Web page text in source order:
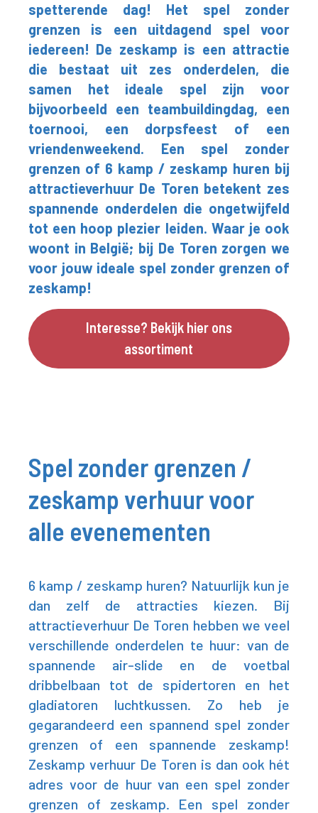
spetterende dag! Het spel zonder
grenzen is een uitdagend spel voor
iedereen! De zeskamp is een attractie
die bestaat uit zes onderdelen, die
samen het ideale spel zijn voor
bijvoorbeeld een teambuildingdag, een
toernooi, een dorpsfeest of een
vriendenweekend. Een spel zonder
grenzen of 6 kamp / zeskamp huren bij
attractieverhuur De Toren betekent zes
spannende onderdelen die ongetwijfeld
tot een hoop plezier leiden. Waar je ook
woont in België; bij De Toren zorgen we
voor jouw ideale spel zonder grenzen of
zeskamp!
Interesse? Bekijk hier ons
assortiment
Spel zonder grenzen /
zeskamp verhuur voor
alle evenementen
6 kamp / zeskamp huren? Natuurlijk kun je
dan zelf de attracties kiezen. Bij
attractieverhuur De Toren hebben we veel
verschillende onderdelen te huur: van de
spannende air-slide en de voetbal
dribbelbaan tot de spidertoren en het
gladiatoren luchtkussen. Zo heb je
gegarandeerd een spannend spel zonder
grenzen of een spannende zeskamp!
Zeskamp verhuur De Toren is dan ook hét
adres voor de huur van een spel zonder
grenzen of zeskamp. Een spel zonder